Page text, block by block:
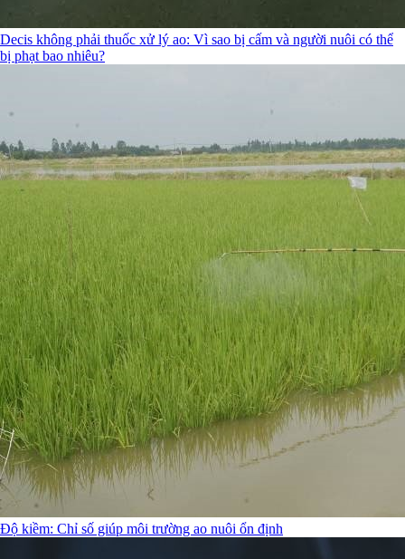
Decis không phải thuốc xử lý ao: Vì sao bị cấm và người nuôi có thể
bị phạt bao nhiêu?
Độ kiềm: Chỉ số giúp môi trường ao nuôi ổn định